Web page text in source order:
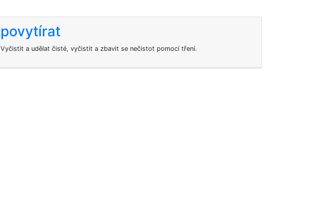
povytírat
Vyčistit a udělat čisté, vyčistit a zbavit se nečistot pomocí tření.